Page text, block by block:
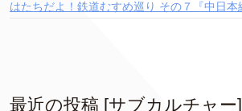
はたちだよ！鉄道むすめ巡り その７『中日本
最近の投稿 [サブカルチャー]